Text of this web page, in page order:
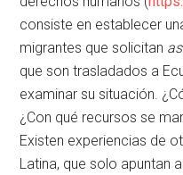
consiste en establecer
migrantes que solicitan
que son trasladados a
examinar su situación.
¿Con qué recursos se
Existen experiencias de
Latina, que solo apuntan